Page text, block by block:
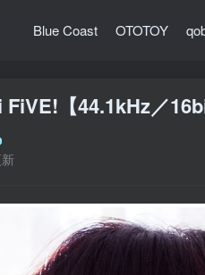
Blue Coast OTOTOY
【44.1kHz／